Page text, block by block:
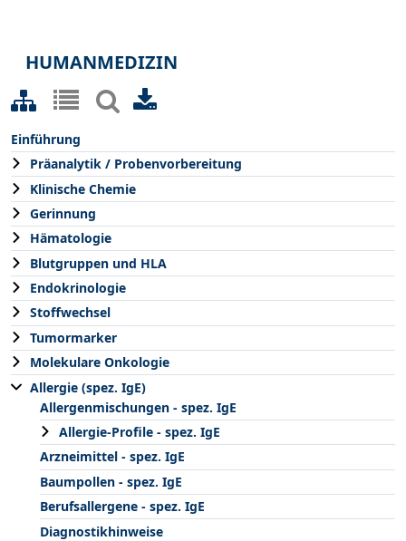
HUMANMEDIZIN
Einführung
Präanalytik / Probenvorbereitung
Klinische Chemie
Gerinnung
Hämatologie
Blutgruppen und HLA
Endokrinologie
Stoffwechsel
Tumormarker
Molekulare Onkologie
Allergie (spez. IgE)
Allergenmischungen - spez. IgE
Allergie-Profile - spez. IgE
Arzneimittel - spez. IgE
Baumpollen - spez. IgE
Berufsallergene - spez. IgE
Diagnostikhinweise